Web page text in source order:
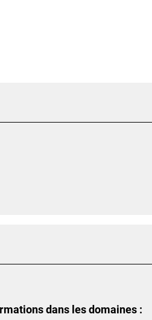
dans les domaines :